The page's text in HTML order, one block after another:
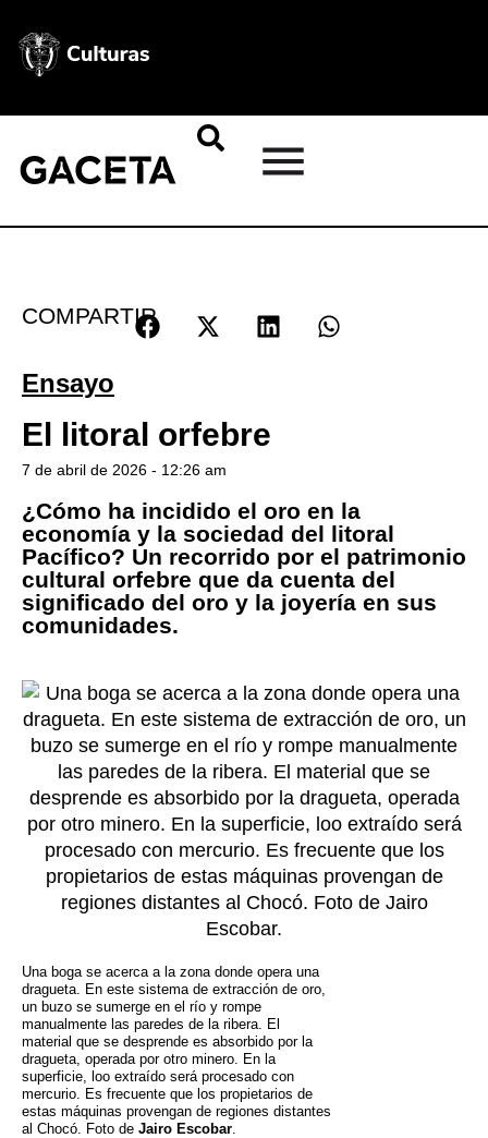
COMPARTIR
Ensayo
El litoral orfebre
7 de abril de 2026 - 12:26 am
¿Cómo ha incidido el oro en la
economía y la sociedad del litoral
Pacífico? Un recorrido por el patrimonio
cultural orfebre que da cuenta del
significado del oro y la joyería en sus
comunidades.
Una boga se acerca a la zona donde opera una
dragueta. En este sistema de extracción de oro,
un buzo se sumerge en el río y rompe
manualmente las paredes de la ribera. El
material que se desprende es absorbido por la
dragueta, operada por otro minero. En la
superficie, loo extraído será procesado con
mercurio. Es frecuente que los propietarios de
estas máquinas provengan de regiones distantes
al Chocó. Foto de Jairo Escobar